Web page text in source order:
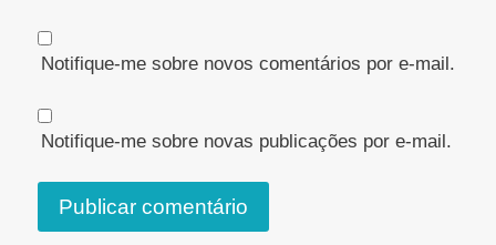
Notifique-me sobre novos comentários por e-mail.
Notifique-me sobre novas publicações por e-mail.